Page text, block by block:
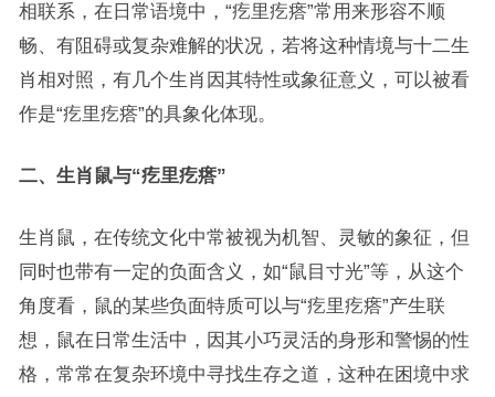
相联系，在日常语境中，“疙里疙瘩”常用来形容不顺
畅、有阻碍或复杂难解的状况，若将这种情境与十二生
肖相对照，有几个生肖因其特性或象征意义，可以被看
作是“疙里疙瘩”的具象化体现。
二、生肖鼠与“疙里疙瘩”
生肖鼠，在传统文化中常被视为机智、灵敏的象征，但
同时也带有一定的负面含义，如“鼠目寸光”等，从这个
角度看，鼠的某些负面特质可以与“疙里疙瘩”产生联
想，鼠在日常生活中，因其小巧灵活的身形和警惕的性
格，常常在复杂环境中寻找生存之道，这种在困境中求